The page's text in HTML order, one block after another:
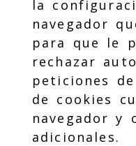
la
navegador
para que le
rechazar
peticiones
de cookies
navegador y
adicionales.